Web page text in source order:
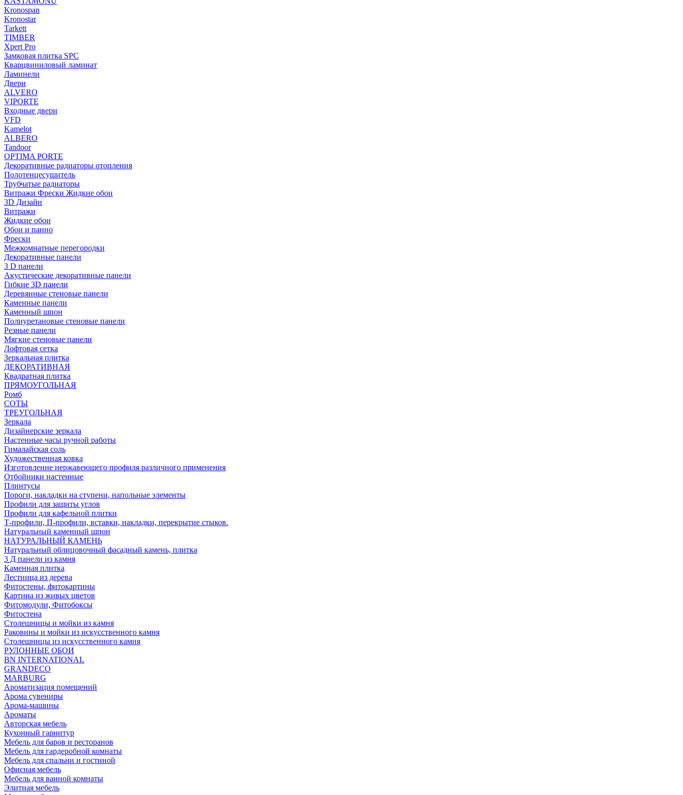
Kronospan
Kronostar
Tarkett
TIMBER
Xpert Pro
Замковая плитка SPC
Кварцвиниловый ламинат
Ламинели
Двери
ALVERO
VIPORTE
Входные двери
VFD
Kamelot
ALBERO
Tandoor
OPTIMA PORTE
Декоративные радиаторы отопления
Полотенцесушитель
Трубчатые радиаторы
Витражи Фрески Жидкие обои
3D Дизайн
Витражи
Жидкие обои
Обои и панно
Фрески
Межкомнатные перегородки
Декоративные панели
3 D панели
Акустические декоративные панели
Гибкие 3D панели
Деревянные стеновые панели
Каменные панели
Каменный шпон
Полиуретановые стеновые панели
Резные панели
Мягкие стеновые панели
Лофтовая сетка
Зеркальная плитка
ДЕКОРАТИВНАЯ
Квадратная плитка
ПРЯМОУГОЛЬНАЯ
Ромб
СОТЫ
ТРЕУГОЛЬНАЯ
Зеркала
Дизайнерские зеркала
Настенные часы ручной работы
Гималайская соль
Художественная ковка
Изготовление нержавеющего профиля различного применения
Отбойники настенные
Плинтусы
Пороги, накладки на ступени, напольные элементы
Профили для защиты углов
Профили для кафельной плитки
Т-профили, П-профили, вставки, накладки, перекрытие стыков.
Натуральный каменный шпон
НАТУРАЛЬНЫЙ КАМЕНЬ
Натуральный облицовочный фасадный камень, плитка
3 Д панели из камня
Каменная плитка
Лестница из дерева
Фитостены, фитокартины
Картина из живых цветов
Фитомодули, Фитобоксы
Фитостена
Столешницы и мойки из камня
Раковины и мойки из искусственного камня
Столешницы из искусственного камня
РУЛОННЫЕ ОБОИ
BN INTERNATIONAL
GRANDECO
MARBURG
Ароматизация помещений
Арома сувениры
Арома-машины
Ароматы
Авторская мебель
Кухонный гарнитур
Мебель для баров и ресторанов
Мебель для гардеробной комнаты
Мебель для спальни и гостиной
Офисная мебель
Мебель для ванной комнаты
Элитная мебель